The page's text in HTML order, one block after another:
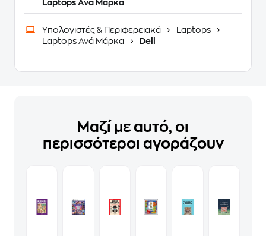
Laptops Ανά Μάρκα
Υπολογιστές & Περιφερειακά
Laptops
Laptops Ανά Μάρκα
Dell
Μαζί με αυτό, οι
περισσότεροι αγοράζουν